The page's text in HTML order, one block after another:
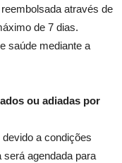
através de
de 7 dias.
saúde mediante a
ou adiadas por
a condições
agendada para